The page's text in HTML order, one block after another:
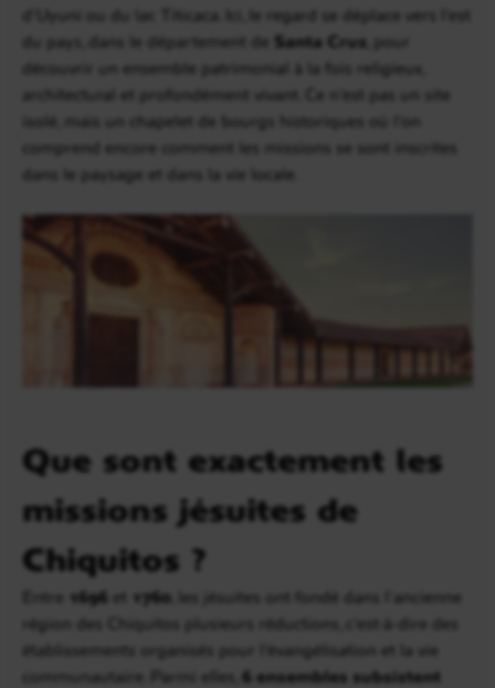
d’Uyuni ou du lac Titicaca. Ici, le regard se déplace vers l’est
du pays, dans le département de Santa Cruz
découvrir un ensemble patrimonial à la fois religieux,
architectural et profondément vivant. Ce n’est pas un site
isolé, mais un chapelet de bourgs historiques où l’on
comprend encore comment les missions se sont inscrites
dans le paysage et dans la vie locale.
Que sont exactement les
missions jésuites de
Chiquitos ?
Entre 1696 et 1760 , les jésuites ont fondé dans l’ancienne
région des Chiquitos plusieurs réductions, c’est-à-dire des
établissements organisés pour l’évangélisation et la vie
communautaire. Parmi elles, 6 ensembles subsistent